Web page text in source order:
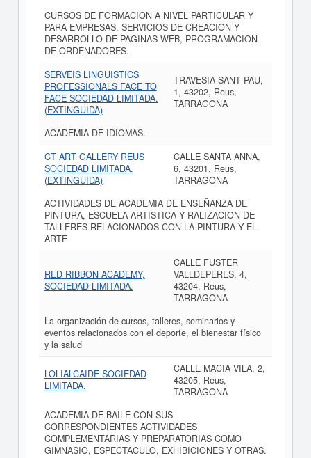
CURSOS DE FORMACION A NIVEL PARTICULAR Y
PARA EMPRESAS. SERVICIOS DE CREACION Y
DESARROLLO DE PAGINAS WEB, PROGRAMACION
DE ORDENADORES.
SERVEIS LINGUISTICS
PROFESSIONALS FACE TO
FACE SOCIEDAD LIMITADA.
(EXTINGUIDA)
TRAVESIA SANT PAU,
1, 43202, Reus,
TARRAGONA
ACADEMIA DE IDIOMAS.
CT ART GALLERY REUS
SOCIEDAD LIMITADA.
(EXTINGUIDA)
CALLE SANTA ANNA,
6, 43201, Reus,
TARRAGONA
ACTIVIDADES DE ACADEMIA DE ENSEÑANZA DE
PINTURA, ESCUELA ARTISTICA Y RALIZACION DE
TALLERES RELACIONADOS CON LA PINTURA Y EL
ARTE
RED RIBBON ACADEMY,
SOCIEDAD LIMITADA.
CALLE FUSTER
VALLDEPERES, 4,
43204, Reus,
TARRAGONA
La organización de cursos, talleres, seminarios y
eventos relacionados con el deporte, el bienestar físico
y la salud
LOLIALCAIDE SOCIEDAD
LIMITADA.
CALLE MACIA VILA, 2,
43205, Reus,
TARRAGONA
ACADEMIA DE BAILE CON SUS
CORRESPONDIENTES ACTIVIDADES
COMPLEMENTARIAS Y PREPARATORIAS COMO
GIMNASIO, ESPECTACULO, EXHIBICIONES Y OTRAS.